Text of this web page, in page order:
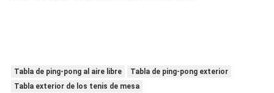
Tabla de ping-pong al aire libre
Tabla de ping-pong exterior
Tabla exterior de los tenis de mesa